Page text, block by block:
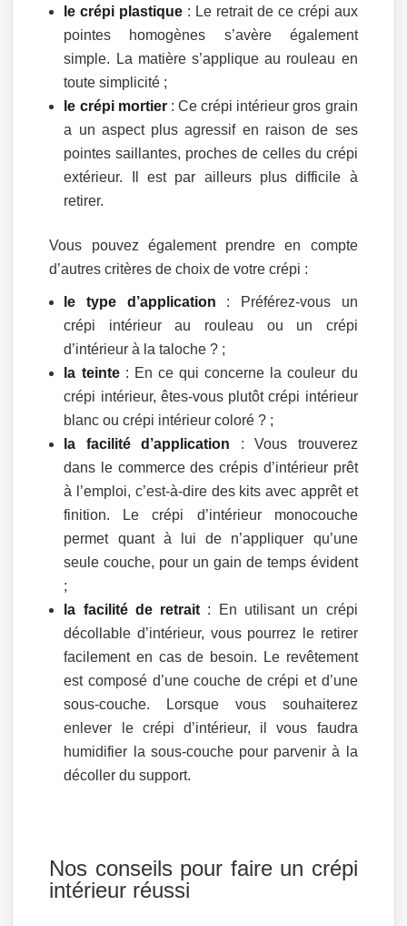
le crépi plastique : Le retrait de ce crépi aux
pointes homogènes s’avère également
simple. La matière s’applique au rouleau en
toute simplicité ;
le crépi mortier: Ce crépi intérieur gros grain
a un aspect plus agressif en raison de ses
pointes saillantes, proches de celles du crépi
extérieur. Il est par ailleurs plus difficile à
retirer.
Vous pouvez également prendre en compte
d’autres critères de choix de votre crépi :
le type d’application : Préférez-vous un
crépi intérieur au rouleau ou un crépi
d’intérieur à la taloche ? ;
la teinte: En ce qui concerne la couleur du
crépi intérieur, êtes-vous plutôt crépi intérieur
blanc ou crépi intérieur coloré ? ;
la facilité d’application : Vous trouverez
dans le commerce des crépis d’intérieur prêt
à l’emploi, c’est-à-dire des kits avec apprêt et
finition. Le crépi d’intérieur monocouche
permet quant à lui de n’appliquer qu’une
seule couche, pour un gain de temps évident
;
la facilité de retrait : En utilisant un crépi
décollable d’intérieur, vous pourrez le retirer
facilement en cas de besoin. Le revêtement
est composé d’une couche de crépi et d’une
sous-couche. Lorsque vous souhaiterez
enlever le crépi d’intérieur, il vous faudra
humidifier la sous-couche pour parvenir à la
décoller du support.
Nos conseils pour faire un crépi
intérieur réussi